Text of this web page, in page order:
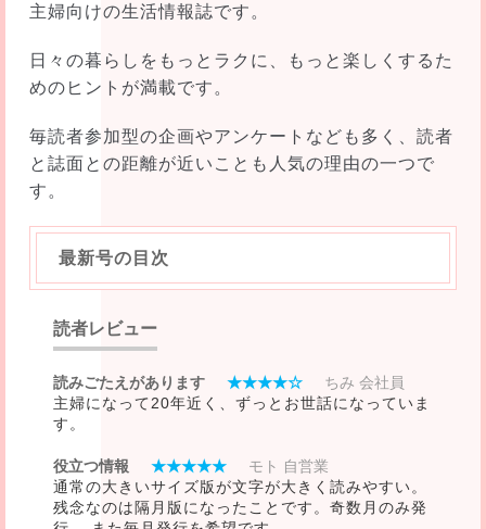
主婦向けの生活情報誌です。
日々の暮らしをもっとラクに、もっと楽しくするた
めのヒントが満載です。
毎読者参加型の企画やアンケートなども多く、読者
と誌面との距離が近いことも人気の理由の一つで
す。
最新号の目次
読者レビュー
読みごたえがあります ★★★★☆
ちみ 会社員
主婦になって20年近く、ずっとお世話になっていま
す。
役立つ情報 ★★★★★
モト 自営業
通常の大きいサイズ版が文字が大きく読みやすい。
残念なのは隔月版になったことです。奇数月のみ発